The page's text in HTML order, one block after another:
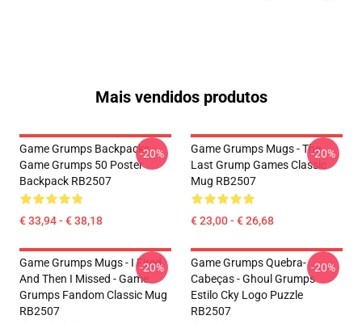
Mais vendidos produtos
Game Grumps Backpacks -
Game Grumps 50 Poster
Backpack RB2507
€ 33,94 - € 38,18
-20%
Game Grumps Mugs - The
Last Grump Games Classic
Mug RB2507
€ 23,00 - € 26,68
-20%
Game Grumps Mugs - I Fired
And Then I Missed - Game
Grumps Fandom Classic Mug
RB2507
-20%
Game Grumps Quebra-
Cabeças - Ghoul Grumps
Estilo Cky Logo Puzzle
RB2507
-20%